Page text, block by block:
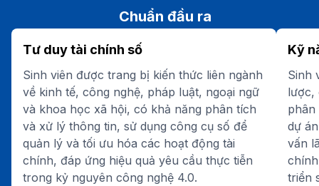
Chuẩn đầu ra
Tư duy tài chính số
Sinh viên được trang bị kiến thức liên ngành
về kinh tế, công nghệ, pháp luật, ngoại ngữ
và khoa học xã hội, có khả năng phân tích
và xử lý thông tin, sử dụng công cụ số để
quản lý và tối ưu hóa các hoạt động tài
chính, đáp ứng hiệu quả yêu cầu thực tiễn
trong kỷ nguyên công nghệ 4.0.
Kỹ
Sinh
lược,
phân
dự
vấn
triển